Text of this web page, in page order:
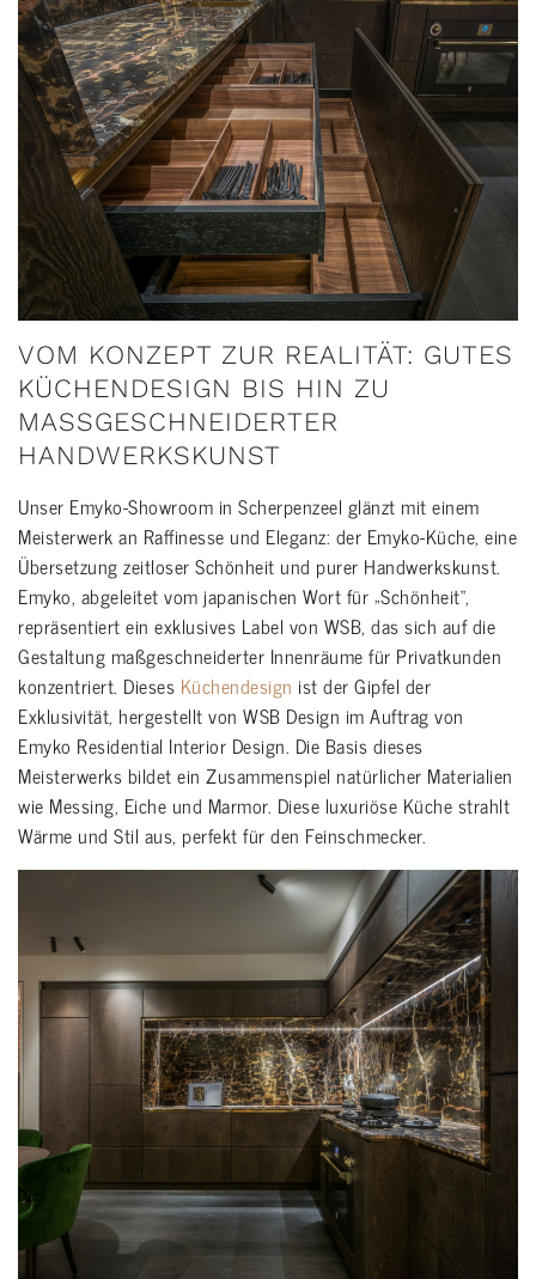
VOM KONZEPT ZUR REALITÄT: GUTES
KÜCHENDESIGN BIS HIN ZU
MASSGESCHNEIDERTER H
ANDWERKSKUNST
Unser Emyko-Showroom in Scherpenzeel glänzt mit einem
Meisterwerk an Raffinesse und Eleganz: der Emyko-Küche, eine
Übersetzung zeitloser Schönheit und purer Handwerkskunst.
Emyko, abgeleitet vom japanischen Wort für „Schönheit“,
repräsentiert ein exklusives Label von WSB, das sich auf die
Gestaltung maßgeschneiderter Innenräume für Privatkunden
konzentriert. Dieses Küchendesign ist der Gipfel der
Exklusivität, hergestellt von WSB Design im Auftrag von
Emyko Residential Interior Design. Die Basis dieses
Meisterwerks bildet ein Zusammenspiel natürlicher Materialien
wie Messing, Eiche und Marmor. Diese luxuriöse Küche strahlt
Wärme und Stil aus, perfekt für den Feinschmecker.